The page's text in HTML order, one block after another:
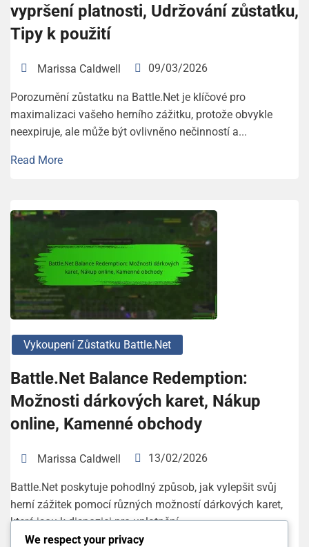
vypršení platnosti, Udržování zůstatku,
Tipy k použití
Marissa Caldwell 09/03/2026
Porozumění zůstatku na Battle.Net je klíčové pro
maximalizaci vašeho herního zážitku, protože obvykle
neexpiruje, ale může být ovlivněno nečinností a...
Read More
Vykoupení Zůstatku Battle.net
Battle.Net Balance Redemption:
Možnosti dárkových karet, Nákup
online, Kamenné obchody
Marissa Caldwell 13/02/2026
Battle.Net poskytuje pohodlný způsob, jak vylepšit svůj
herní zážitek pomocí různých možností dárkových karet,
které jsou k dispozici pro uplatnění...
We respect your privacy